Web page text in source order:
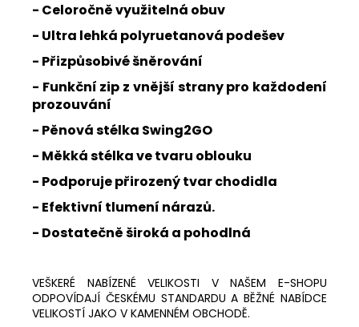
- Celoročně využitelná obuv
- Ultra lehká polyruetanová podešev
- Přizpůsobivé šněrování
- Funkční zip z vnější strany pro každodení
prozouvání
- Pěnová stélka Swing2GO
- Měkká stélka ve tvaru oblouku
- Podporuje přirozený tvar chodidla
- Efektivní tlumení nárazů.
- Dostatečně široká a pohodlná
VEŠKERÉ NABÍZENÉ VELIKOSTI V NAŠEM E-SHOPU
ODPOVÍDAJÍ ČESKÉMU STANDARDU A BĚŽNÉ NABÍDCE
VELIKOSTÍ JAKO V KAMENNÉM OBCHODĚ.